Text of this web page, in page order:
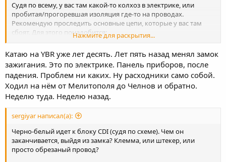
Судя по всему, у вас там какой-то колхоз в электрике, или
пробитая/прогоревшая изоляция где-то на проводах.
Рекомендую проследить основные цепи, которые у вас там
сбоят. Для этого понадобится:
1) запастись терпением, опционально - чаем.
2) мультиметр с возможностью прозванивать провода (или
самодельный тестер из батарейки, резистора и светодиода,
если ничего другого нету)
3) базовый набор инструментов чтобы снять всякую
облицовку, бак (если он закрывает доступ к CDI).
4) Желательно либо заранее прикупить набор клемм-
нужно.
Это у вас новоприобретённый мотоцикл, или он у вас
нормально работал, а потом вдруг резко сломался?
Если первое - велика вероятность, что предыдущий хозяин
Нажмите для раскрытия...
Катаю на YBR уже лет десять. Лет пять назад менял замок
зажигания. Это по электрике. Панель приборов, после
падения. Проблем ни каких. Ну расходники само собой.
Ходил на нём от Мелитополя до Челнов и обратно.
Неделю туда. Неделю назад.
sergiyar написал(а):
Черно-белый идет к блоку CDI (судя по схеме). Чем он
заканчивается, выйдя из замка? Клемма, или штекер, или
просто обрезаный провод?